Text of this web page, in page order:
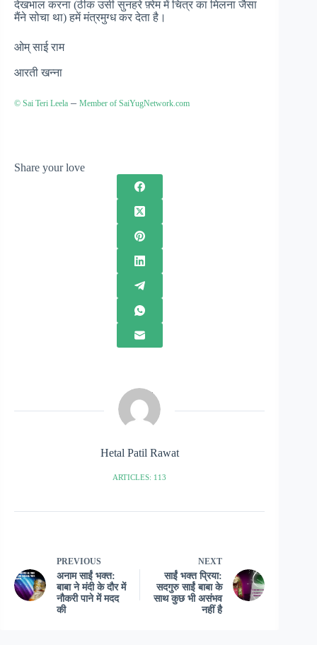
देखभाल करना (ठीक उसी सुनहरे फ़्रेम में चित्र का मिलना जैसा
मैंने सोचा था) हमें मंत्रमुग्ध कर देता है।
ओम् साई राम
आरती खन्ना
© Sai Teri Leela – Member of SaiYugNetwork.com
Share your love
Hetal Patil Rawat
ARTICLES: 113
PREVIOUS
अनाम साईं भक्त:
बाबा ने मंदी के दौर में
नौकरी पाने में मदद
की
NEXT
साईं भक्त प्रिया:
सदगुरु साईं बाबा के
साथ कुछ भी असंभव
नहीं है